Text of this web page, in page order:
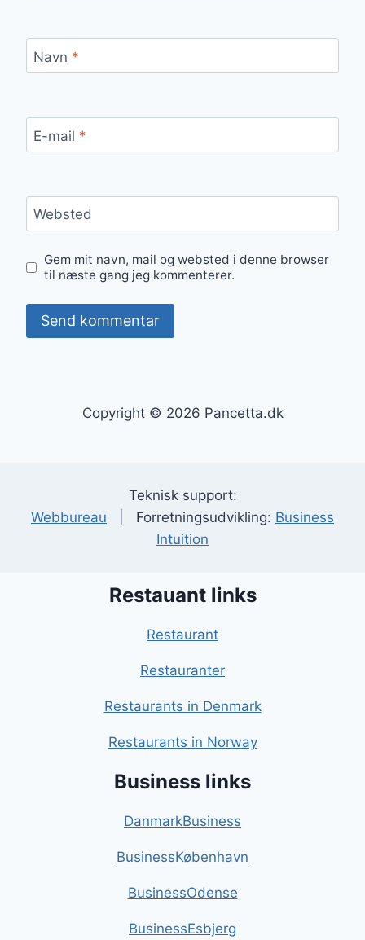
Navn *
E-mail *
Websted
Gem mit navn, mail og websted i denne browser
til næste gang jeg kommenterer.
Copyright © 2026 Pancetta.dk
Teknisk support:
Webbureau | Forretningsudvikling: Business
Intuition
Restauant links
Restaurant
Restauranter
Restaurants in Denmark
Restaurants in Norway
Business links
DanmarkBusiness
BusinessKøbenhavn
BusinessOdense
BusinessEsbjerg